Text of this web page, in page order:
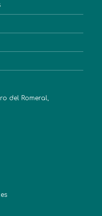
del Romeral,